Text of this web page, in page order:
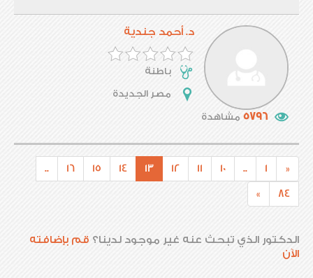
5796 مشاهدة
د. أحمد جندية
باطنة
مصر الجديدة
«
1
..
10
11
12
13
14
15
16
..
84
»
الدكتور الذي تبحث عنه غير موجود لدينا؟ قم بإضافته
الآن